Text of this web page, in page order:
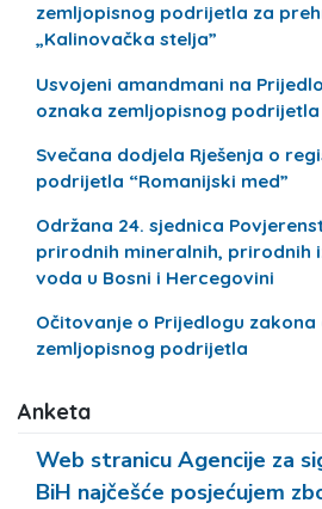
zemljopisnog podrijetla za
„Kalinovačka stelja”
Usvojeni amandmani na
oznaka zemljopisnog podrijetla
Svečana dodjela Rješenja o
podrijetla “Romanijski med”
Održana 24. sjednica
prirodnih mineralnih, prirodnih
voda u Bosni i Hercegovini
Očitovanje o Prijedlogu
zemljopisnog podrijetla
Anketa
Web stranicu Agencije za
BiH najčešće posjećujem